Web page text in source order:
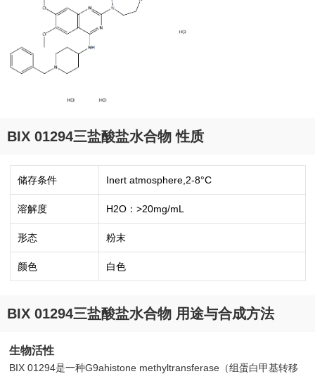
BIX 01294三盐酸盐水合物 性质
储存条件 Inert atmosphere,2-8°C
溶解度 H2O：>20mg/mL
形态 粉末
颜色 白色
BIX 01294三盐酸盐水合物 用途与合成方法
生物活性
BIX 01294是一种G9ahistone methyltransferase（组蛋白甲基转移